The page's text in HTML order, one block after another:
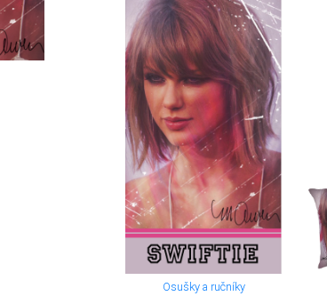
Osušky a ručníky